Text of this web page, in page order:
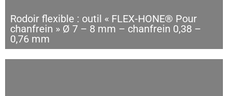
Rodoir flexible : outil « FLEX-HONE® Pour
chanfrein » Ø 7 – 8 mm – chanfrein 0,38 –
0,76 mm